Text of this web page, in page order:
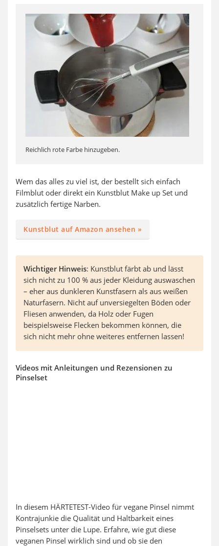
Reichlich rote Farbe hinzugeben.
Wem das alles zu viel ist, der bestellt sich einfach
Filmblut oder direkt ein Kunstblut Make up Set und
zusätzlich fertige Narben.
Kunstblut auf Amazon ansehen »
Wichtiger Hinweis: Kunstblut färbt ab und lässt
sich nicht zu 100 % aus jeder Kleidung auswaschen
– eher aus dunkleren Kunstfasern als aus weißen
Naturfasern. Nicht auf unversiegelten Böden oder
Fliesen anwenden, da Holz oder Fugen
beispielsweise Flecken bekommen können, die
sich nicht mehr ohne weiteres entfernen lassen!
Videos mit Anleitungen und Rezensionen zu
Pinselset
In diesem HÄRTETEST-Video für vegane Pinsel nimmt
Kontrajunkie die Qualität und Haltbarkeit eines
Pinselsets unter die Lupe. Erfahre, wie gut diese
veganen Pinsel wirklich sind und ob sie den